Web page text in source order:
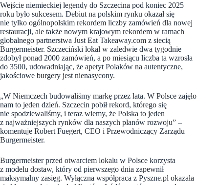
Wejście niemieckiej legendy do Szczecina pod koniec 2025
roku było sukcesem. Debiut na polskim rynku okazał się
nie tylko ogólnopolskim rekordem liczby zamówień dla nowej
restauracji, ale także nowym krajowym rekordem w ramach
globalnego partnerstwa Just Eat Takeaway.com z siecią
Burgermeister. Szczeciński lokal w zaledwie dwa tygodnie
zdobył ponad 2000 zamówień, a po miesiącu liczba ta wzrosła
do 3500, udowadniając, że apetyt Polaków na autentyczne,
jakościowe burgery jest nienasycony.
„W Niemczech budowaliśmy markę przez lata. W Polsce zajęło
nam to jeden dzień. Szczecin pobił rekord, którego się
nie spodziewaliśmy, i teraz wiemy, że Polska to jeden
z najważniejszych rynków dla naszych planów rozwoju” –
komentuje Robert Fuegert, CEO i Przewodniczący Zarządu
Burgermeister.
Burgermeister przed otwarciem lokalu w Polsce korzysta
z modelu dostaw, który od pierwszego dnia zapewnił
maksymalny zasięg. Wyłączna współpraca z Pyszne.pl okazała